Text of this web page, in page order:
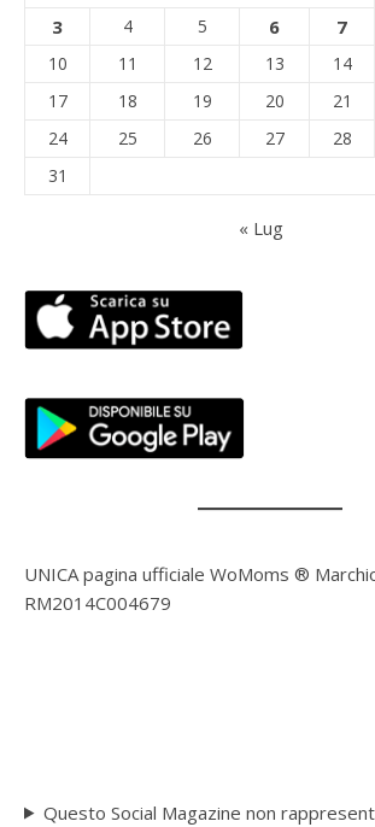
3 4 5 6 7
10
11 12 13 14
17
18 19 20 21
24
25 26 27 28
31
« Lug
UNICA pagina ufficiale WoMoms ®
RM2014C004679
Questo Social Magazine non